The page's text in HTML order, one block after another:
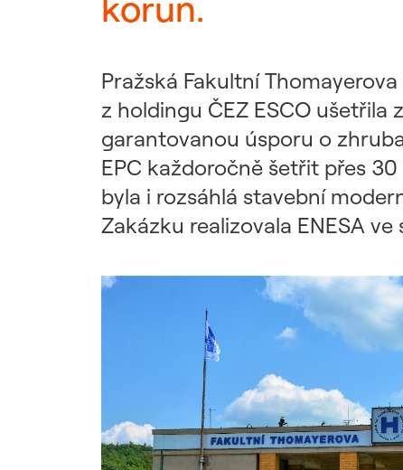
Pražská Fakultní
z holdingu ČEZ ESCO
garantovanou úsporu o
EPC každoročně šetřit přes
byla i rozsáhlá stavební
Zakázku realizovala ENESA